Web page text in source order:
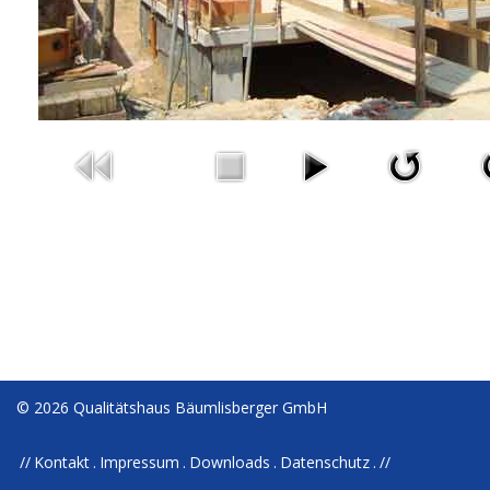
© 2026 Qualitätshaus Bäumlisberger GmbH
Kontakt Impressum Downloads Datenschutz //